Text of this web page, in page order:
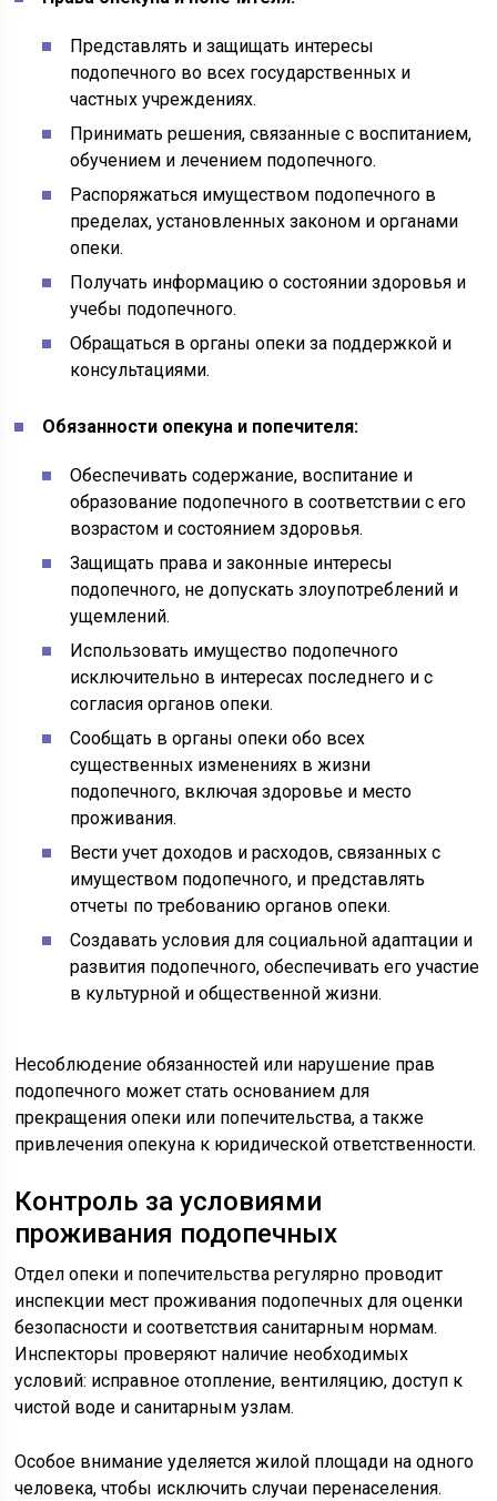
Представлять и защищать интересы
подопечного во всех государственных и
частных учреждениях.
Принимать решения, связанные с воспитанием,
обучением и лечением подопечного.
Распоряжаться имуществом подопечного в
пределах, установленных законом и органами
опеки.
Получать информацию о состоянии здоровья и
учебы подопечного.
Обращаться в органы опеки за поддержкой и
консультациями.
Обязанности опекуна и попечителя:
Обеспечивать содержание, воспитание и
образование подопечного в соответствии с его
возрастом и состоянием здоровья.
Защищать права и законные интересы
подопечного, не допускать злоупотреблений и
ущемлений.
Использовать имущество подопечного
исключительно в интересах последнего и с
согласия органов опеки.
Сообщать в органы опеки обо всех
существенных изменениях в жизни
подопечного, включая здоровье и место
проживания.
Вести учет доходов и расходов, связанных с
имуществом подопечного, и представлять
отчеты по требованию органов опеки.
Создавать условия для социальной адаптации и
развития подопечного, обеспечивать его участие
в культурной и общественной жизни.
Несоблюдение обязанностей или нарушение прав
подопечного может стать основанием для
прекращения опеки или попечительства, а также
привлечения опекуна к юридической ответственности.
Контроль за условиями
проживания подопечных
Отдел опеки и попечительства регулярно проводит
инспекции мест проживания подопечных для оценки
безопасности и соответствия санитарным нормам.
Инспекторы проверяют наличие необходимых
условий: исправное отопление, вентиляцию, доступ к
чистой воде и санитарным узлам.
Особое внимание уделяется жилой площади на одного
человека, чтобы исключить случаи перенаселения.